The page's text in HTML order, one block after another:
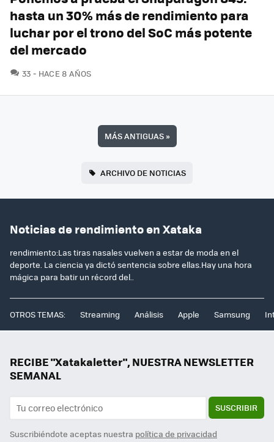
hasta un 30% más de rendimiento para
luchar por el trono del SoC más potente
del mercado
33 COMENTARIOS
HACE 8 AÑOS
MÁS ANTIGUAS»
ARCHIVO DE NOTICIAS
Noticias de rendimiento en Xataka
rendimiento:Las tiras nasales vuelven a estar de moda en el
deporte. La ciencia ya dictó sentencia sobre ellas.Hay una hora
mágica para batir un récord del..
OTROS TEMAS: Streaming Análisis Apple Samsung
RECIBE "Xatakaletter", NUESTRA NEWSLETTER
SEMANAL
SUSCRIBIR
Suscribiéndote aceptas nuestra política de privacidad